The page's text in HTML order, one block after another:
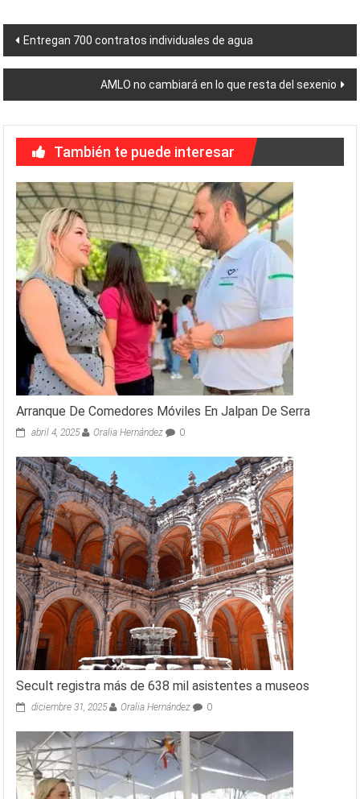
Navegación
de
entradas
Entregan 700 contratos individuales de agua
AMLO no cambiará en lo que resta del sexenio
También te puede interesar
Arranque De Comedores Móviles En Jalpan De Serra
abril 4, 2025 Oralia Hernández 0
Secult registra más de 638 mil asistentes a museos
diciembre 31, 2025 Oralia Hernández 0